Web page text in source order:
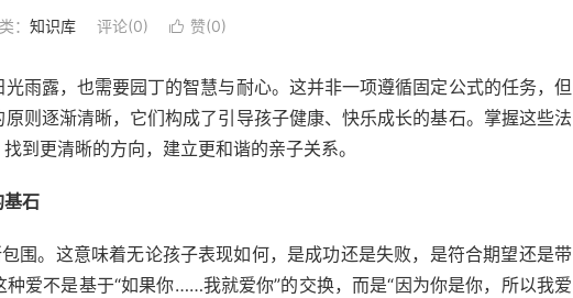
： 知识库 评论(0)  赞(0)
雨露，也需要园丁的智慧与耐心。这并非一项遵循固定公式的任务，但
则逐渐清晰，它们构成了引导孩子健康、快乐成长的基石。掌握这些法
到更清晰的方向，建立更和谐的亲子关系。
石
围。这意味着无论孩子表现如何，是成功还是失败，是符合期望还是带
爱不是基于“如果你……我就爱你”的交换，而是“因为你是你，所以我爱